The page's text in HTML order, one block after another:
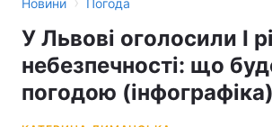
У Львові оголосили І
небезпечності: що
погодою (інфографіка)